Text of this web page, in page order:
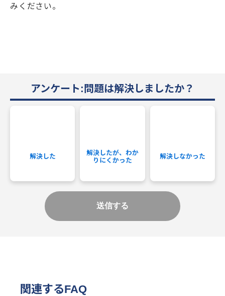
みください。
アンケート:問題は解決しましたか？
解決した
解決したが、わか
りにくかった
解決しなかった
関連するFAQ